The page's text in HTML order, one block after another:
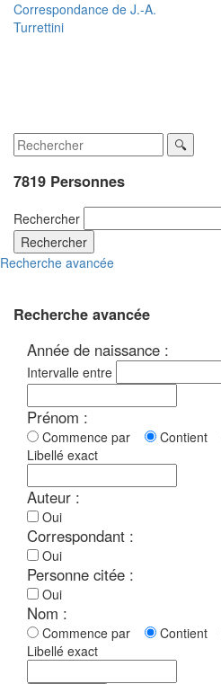
Correspondance de J.-A.
Turrettini
7819 Personnes
Rechercher
Rechercher
Recherche avancée
Recherche avancée
Année de naissance :
Intervalle entre
Prénom :
Commence par Contient
Libellé exact
Auteur :
Oui
Correspondant :
Oui
Personne citée :
Oui
Nom :
Commence par Contient
Libellé exact